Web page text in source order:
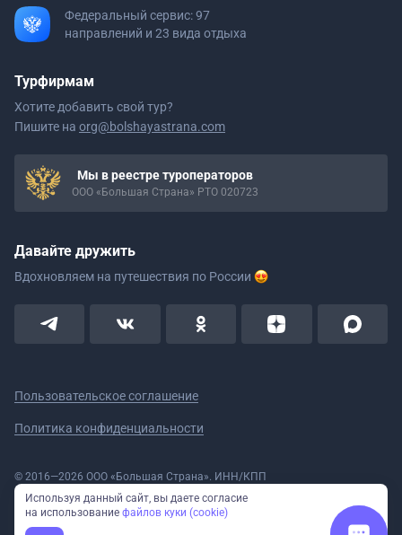
Федеральный сервис: 97
направлений и 23 вида отдыха
Турфирмам
Хотите добавить свой тур?
Пишите на org@bolshayastrana.com
Мы в реестре туроператоров
ООО «Большая Страна» РТО 020723
Давайте дружить
Вдохновляем на путешествия по России
Пользовательское соглашение
Политика конфиденциальности
© 2016—2026 ООО «Большая Страна». ИНН/КПП
5908078160/590801001 ОГРН 1185958020533
Номер в реестре Роскомнадзора № 59-18-006319 (Приказ № 321 от
11.10.2018)
Используя данный сайт, вы даете согласие
на использование файлов куки (cookie)